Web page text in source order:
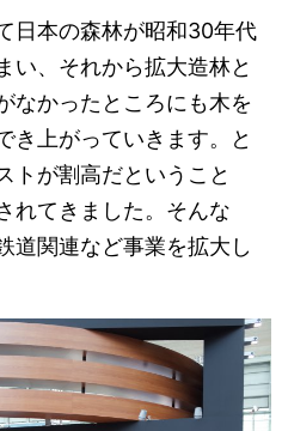
日本の森林が昭和30年代
い、それから拡大造林と
なかったところにも木を
き上がっていきます。と
トが割高だということ
れてきました。そんな
道関連など事業を拡大し